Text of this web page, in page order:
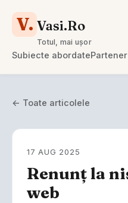
V. Vasi.Ro
Totul, mai ușor
Subiecte abordate
← Toate articolele
17 AUG 2025
Renunț la
web